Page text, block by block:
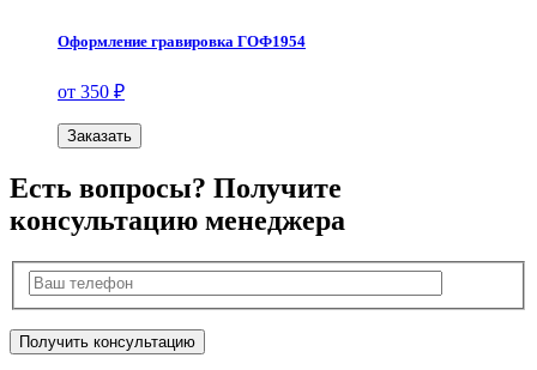
Оформление гравировка ГОФ1954
от 350 ₽
Заказать
Есть вопросы? Получите
консультацию менеджера